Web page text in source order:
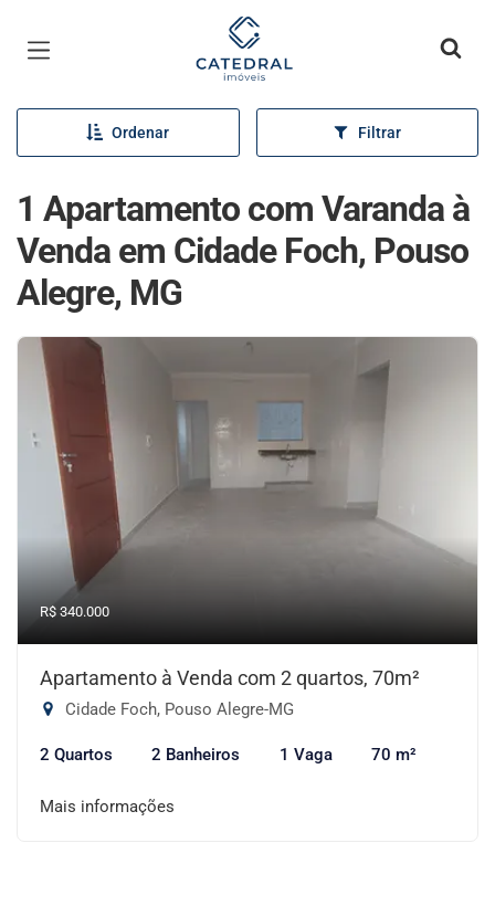
Página inicial
Ordenar Filtrar
1 Apartamento com Varanda à
Venda em Cidade Foch, Pouso
Alegre, MG
R$ 340.000
Apartamento à Venda com 2 quartos, 70m²
Cidade Foch, Pouso Alegre-MG
2 Quartos 2 Banheiros 1 Vaga 70 m²
Mais informações